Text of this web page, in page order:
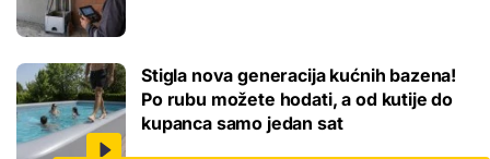
Stigla nova generacija kućnih bazena!
Po rubu možete hodati, a od kutije do
kupanca samo jedan sat